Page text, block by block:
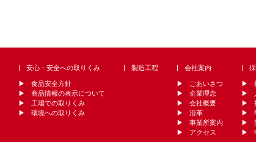
安心・安全への取りくみ
食品安全方針
商品情報の表示について
工場での取りくみ
環境への取りくみ
製造工程 会社案内
ごあいさつ
企業理念
会社概要
沿革
事業所案内
アクセス